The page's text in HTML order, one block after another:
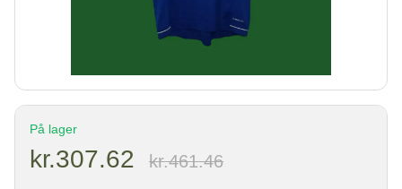
På lager
kr.307.62 kr.461.46